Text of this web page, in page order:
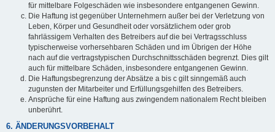
für mittelbare Folgeschäden wie insbesondere entgangenen Gewinn.
Die Haftung ist gegenüber Unternehmern außer bei der Verletzung von
Leben, Körper und Gesundheit oder vorsätzlichem oder grob
fahrlässigem Verhalten des Betreibers auf die bei Vertragsschluss
typischerweise vorhersehbaren Schäden und im Übrigen der Höhe
nach auf die vertragstypischen Durchschnittsschäden begrenzt. Dies gilt
auch für mittelbare Schäden, insbesondere entgangenen Gewinn.
Die Haftungsbegrenzung der Absätze a bis c gilt sinngemäß auch
zugunsten der Mitarbeiter und Erfüllungsgehilfen des Betreibers.
Ansprüche für eine Haftung aus zwingendem nationalem Recht bleiben
unberührt.
6. ÄNDERUNGSVORBEHALT